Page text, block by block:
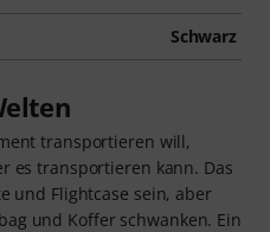
Schwarz
transportieren will,
es transportieren kann. Das
und Flightcase sein, aber
und Koffer schwanken. Ein